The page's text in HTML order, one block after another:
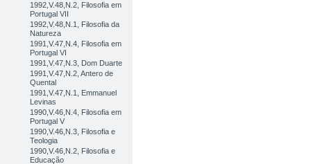
1992,V.48,N.2, Filosofia em
Portugal VII
1992,V.48,N.1, Filosofia da
Natureza
1991,V.47,N.4, Filosofia em
Portugal VI
1991,V.47,N.3, Dom Duarte
1991,V.47,N.2, Antero de
Quental
1991,V.47,N.1, Emmanuel
Levinas
1990,V.46,N.4, Filosofia em
Portugal V
1990,V.46,N.3, Filosofia e
Teologia
1990,V.46,N.2, Filosofia e
Educação